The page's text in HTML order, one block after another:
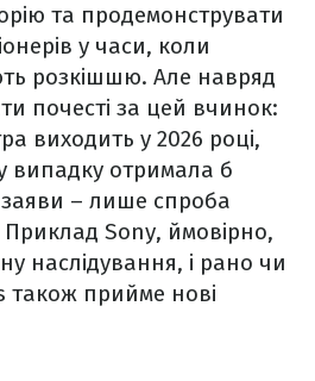
та продемонструвати
у часи, коли
розкішшю. Але навряд
почесті за цей вчинок:
виходить у 2026 році,
випадку отримала б
заяви – лише спроба
Приклад Sony, ймовірно,
наслідування, і рано чи
також прийме нові